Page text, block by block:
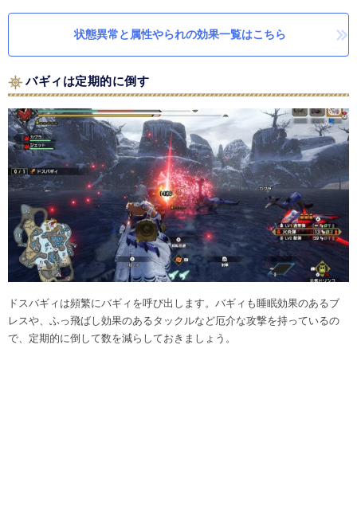
状態異常と属性やられの効果一覧はこちら
バギィは定期的に倒す
ドスバギィは頻繁にバギィを呼び出します。バギィも睡眠効果のあるブ
レスや、ふっ飛ばし効果のあるタックルなど厄介な攻撃を持っているの
で、定期的に倒して数を減らしておきましょう。